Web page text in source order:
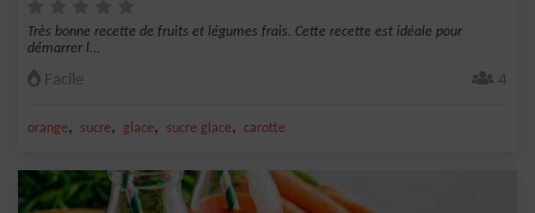
Très bonne recette de fruits et légumes frais. Cette recette est idéale pour
démarrer l...
Facile 4
orange, sucre, glace, sucre glace, carotte